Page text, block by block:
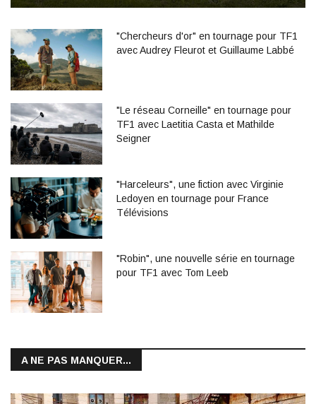
"Chercheurs d'or" en tournage pour TF1
avec Audrey Fleurot et Guillaume Labbé
"Le réseau Corneille" en tournage pour
TF1 avec Laetitia Casta et Mathilde
Seigner
"Harceleurs", une fiction avec Virginie
Ledoyen en tournage pour France
Télévisions
"Robin", une nouvelle série en tournage
pour TF1 avec Tom Leeb
A NE PAS MANQUER...